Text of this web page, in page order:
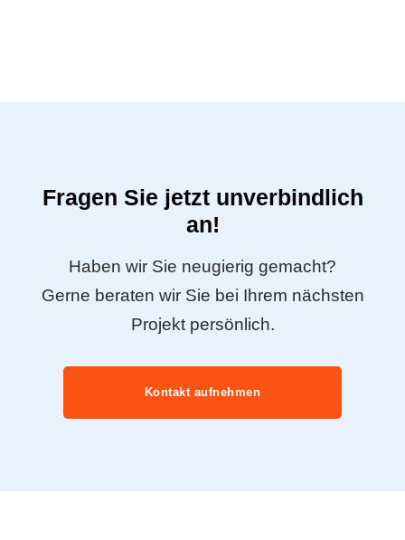
Fragen Sie jetzt unverbindlich
an!
Haben wir Sie neugierig gemacht?
Gerne beraten wir Sie bei Ihrem nächsten
Projekt persönlich.
Kontakt aufnehmen